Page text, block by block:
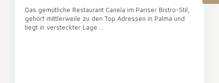
Das gemütliche Restaurant Canela im Pariser Bistro-Stil,
gehört mittlerweile zu den Top Adressen in Palma und
liegt in versteckter Lage ...